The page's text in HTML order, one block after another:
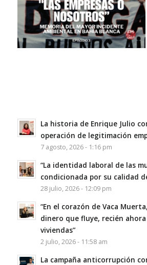
La historia de Enrique Julio
operación de legitimación
7 agosto, 2026 - 1:16 pm
“La identidad laboral de las
condicionada por su calidad
28 julio, 2026 - 12:09 pm
“En el corazón de Vaca
dinero que fluye, recién
viviendas”
2 julio, 2026 - 11:58 am
La campaña anticorrupción